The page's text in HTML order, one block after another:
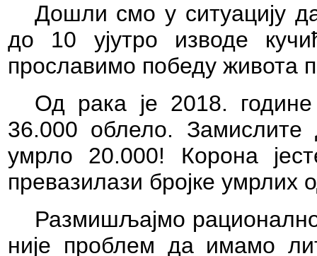
Дошли смо у ситуацију
до 10 ујутро изводе
прославимо победу живота
Од рака је 2018.
36.000 облело.
умрло 20.000! Корона
превазилази бројке умрлих
Размишљајмо
није проблем да имамо